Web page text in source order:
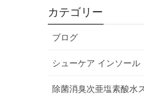
カテゴリー
ブログ
シューケア インソール
除菌消臭次亜塩素酸水